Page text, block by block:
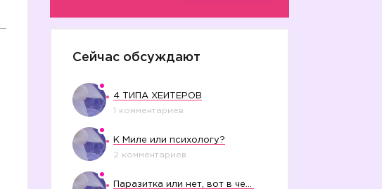
Сейчас обсуждают
4 ТИПА ХЕЙТЕРОВ
1 комментариев
К Миле или психологу?
2 комментариев